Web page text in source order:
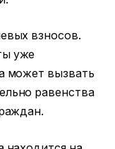
взносов.
уже
может вызвать
равенства